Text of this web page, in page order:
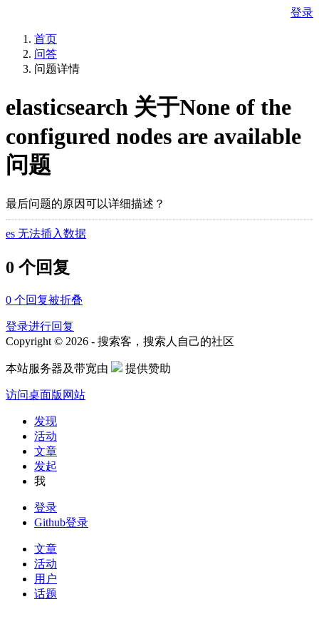
登录
首页
问答
问题详情
elasticsearch 关于None of the
configured nodes are available
问题
最后问题的原因可以详细描述？
es 无法插入数据
0 个回复
0 个回复被折叠
登录进行回复
Copyright © 2026 - 搜索客，搜索人自己的社区
本站服务器及带宽由 提供赞助
访问桌面版网站
发现
活动
文章
发起
我
登录
Github登录
文章
活动
用户
话题